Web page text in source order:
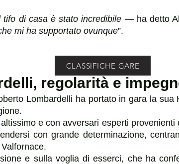
di casa è stato incredibile — ha detto
mi ha supportato ovunque”.
regolarità e
Lombardelli ha portato in gara la sua
e con avversari esperti
con grande determinazione,
e sulla voglia di esserci, che ha
CLASSIFICHE GARE